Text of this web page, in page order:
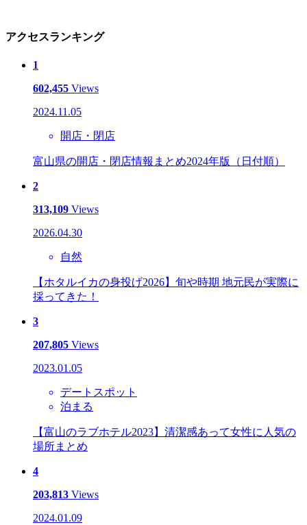
アクセスランキング
1
602,455 Views
2024.11.05
開店・閉店
富山県の開店・閉店情報まとめ2024年版（日付順）
2
313,109 Views
2026.04.30
自然
【ホタルイカの身投げ2026】旬や時期 地元民が実際に
採ってきた！
3
207,805 Views
2023.01.05
デートスポット
泊まる
【富山のラブホテル2023】清潔感あって女性に人気の
場所まとめ
4
203,813 Views
2024.01.09